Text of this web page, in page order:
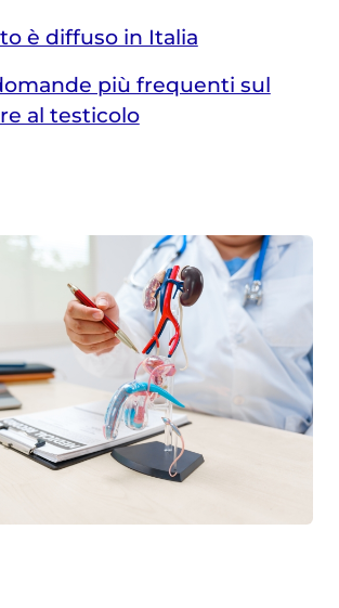
è diffuso in Italia
più frequenti sul
al testicolo
Le 5 domande più frequenti sul tumore al testicolo